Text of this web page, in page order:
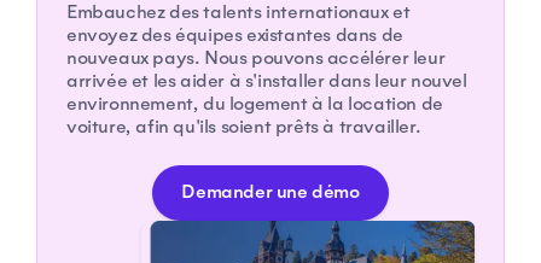
Embauchez des talents internationaux et
envoyez des équipes existantes dans de
nouveaux pays. Nous pouvons accélérer leur
arrivée et les aider à s'installer dans leur nouvel
environnement, du logement à la location de
voiture, afin qu'ils soient prêts à travailler.
Demander une démo